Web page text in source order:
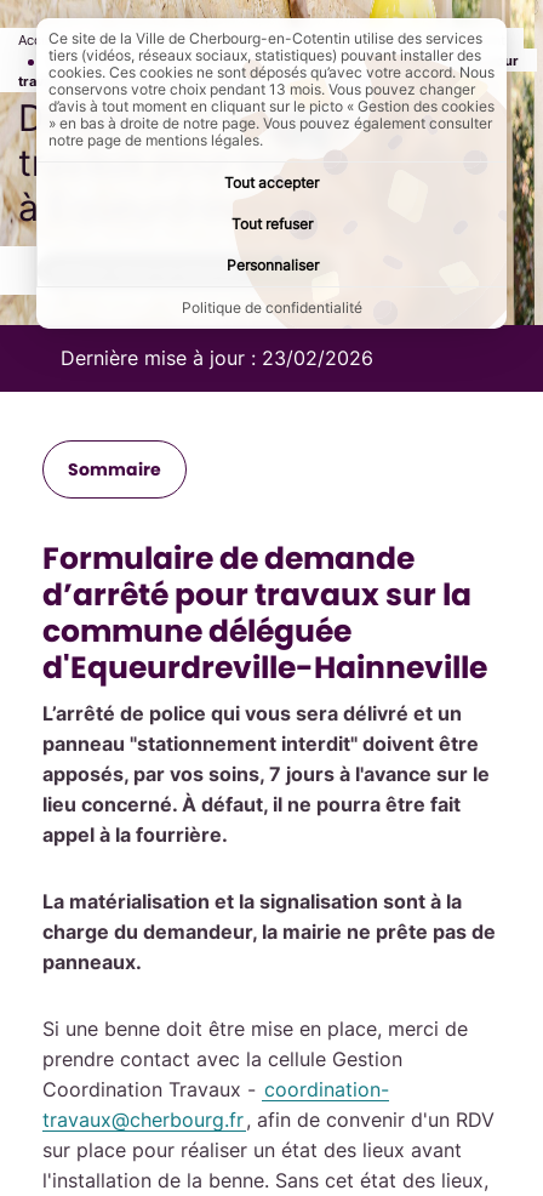
Accueil Démarches
Demande d'arrêté de circulation et stationnement
Demande d'arrêté pour travaux
Particulier Page active :
Demande d'arrêté pour
travaux pour les particuliers à Equeurdreville-Hainneville
Demande d'arrêté pour
travaux pour les particuliers
à Equeurdreville-Hainneville
AddToAny (share) est désactivé. Autoriser
Dernière mise à jour : 23/02/2026
Sommaire
Formulaire de demande
d’arrêté pour travaux sur la
commune déléguée
d'Equeurdreville-Hainneville
L’arrêté de police qui vous sera délivré et un
panneau "stationnement interdit" doivent être
apposés, par vos soins, 7 jours à l'avance sur le
lieu concerné. À défaut, il ne pourra être fait
appel à la fourrière.
La matérialisation et la signalisation sont à la
charge du demandeur, la mairie ne prête pas de
panneaux.
Si une benne doit être mise en place, merci de
prendre contact avec la cellule Gestion
Coordination Travaux - coordination-
travaux@cherbourg.fr, afin de convenir d'un RDV
sur place pour réaliser un état des lieux avant
l'installation de la benne. Sans cet état des lieux,
Ce site de la Ville de Cherbourg-en-Cotentin utilise des services
tiers (vidéos, réseaux sociaux, statistiques) pouvant installer des
cookies. Ces cookies ne sont déposés qu’avec votre accord. Nous
conservons votre choix pendant 13 mois. Vous pouvez changer
d’avis à tout moment en cliquant sur le picto « Gestion des cookies
» en bas à droite de notre page. Vous pouvez également consulter
notre page de mentions légales.
Tout accepter
Tout refuser
Personnaliser
Politique de confidentialité